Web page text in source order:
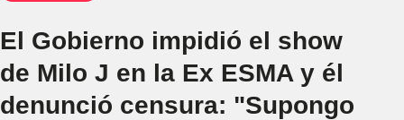
El Gobierno impidió el show
de Milo J en la Ex ESMA y él
denunció censura: "Supongo